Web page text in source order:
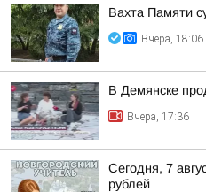
Вахта Памяти
Вчера, 18:06
В Демянске
Вчера, 17:36
Сегодня, 7
рублей